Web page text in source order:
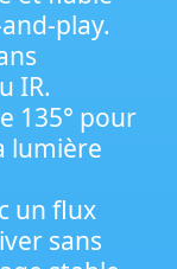
play.
IR.
135° pour
lumière
un flux
sans